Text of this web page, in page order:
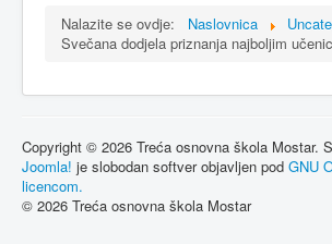
Nalazite se ovdje: Naslovnica
Svečana dodjela priznanja najboljim
Copyright © 2026 Treća osnovna škola Mostar.
Joomla! je slobodan softver objavljen pod GNU
licencom.
© 2026 Treća osnovna škola Mostar